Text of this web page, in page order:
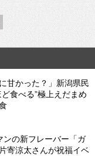
甘かった？」新潟県民
食べる”極上えだまめ
ンの新フレーバー「ガ
寄涼太さんが祝福イベ